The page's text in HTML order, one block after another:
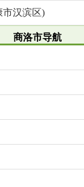
市汉滨区)
商洛市导航